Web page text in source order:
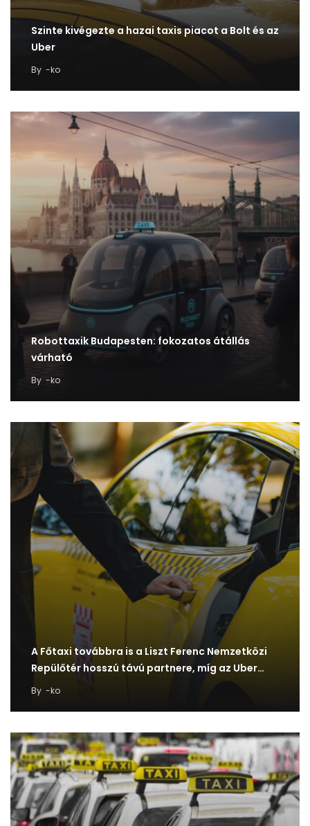
Szinte kivégezte a hazai taxis piacot a Bolt és az
Uber
By -ko
Robottaxik Budapesten: fokozatos átállás
várható
By -ko
A Főtaxi továbbra is a Liszt Ferenc Nemzetközi
Repülőtér hosszú távú partnere, míg az Uber…
By -ko